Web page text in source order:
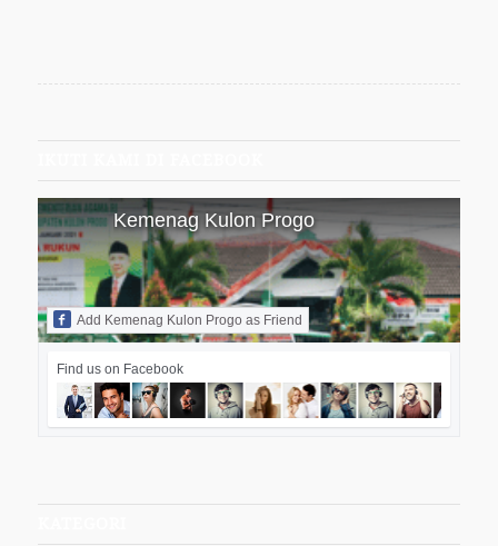
Kemenag Kulon Progo
Add Kemenag Kulon Progo as Friend
Find us on Facebook